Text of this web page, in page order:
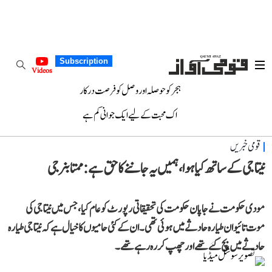
Subscription
Videos
ہجر کو حوصلہ اور وصل کو فرصت درکار
اک محبت کے لیے ایک جوانی کم ہے
قومی خبریں
نیتا جی کے ساتھ کیا ہوا، ہمیں یہ جاننے کا حق ہے: ممتا بنرجی
مودی حکومت نے جاپان حکومت کی تحقیقاتی رپورٹ کوعام کیا، جس میں نیتا جی کی
موت تائیوان طیارہ حادثے میں ہوئی تھی۔ ان کے کئی حامیوں کا خیال ہے کہ نیتا جی طیارہ
حادثے میں بچ گئے تھے اور چھپ کر رہ رہے تھے۔